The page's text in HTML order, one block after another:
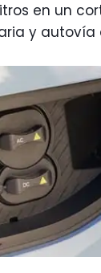
en un
y autovía